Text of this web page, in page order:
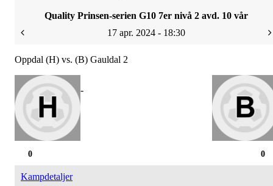
Quality Prinsen-serien G10 7er nivå 2 avd. 10 vår
17 apr. 2024 - 18:30
Oppdal (H) vs. (B) Gauldal 2
-
0
0
Kampdetaljer